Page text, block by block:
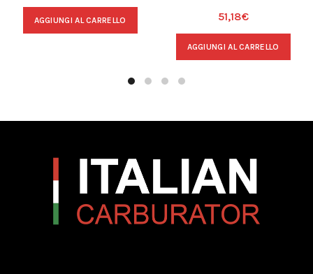
AGGIUNGI AL CARRELLO 51,18€
AGGIUNGI AL CARRELLO